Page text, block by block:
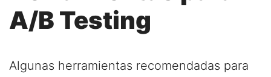
A/B Testing
Algunas herramientas recomendadas para